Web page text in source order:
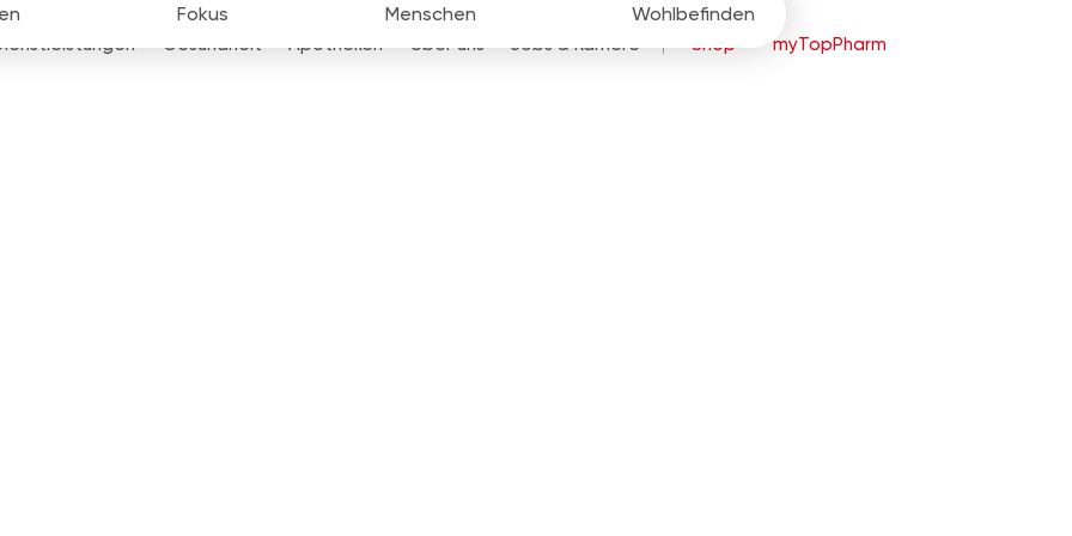
Gesundheit Apotheken Über uns Jobs & Karriere Shop myTopPharm
Fokus Menschen Wohlbefinden